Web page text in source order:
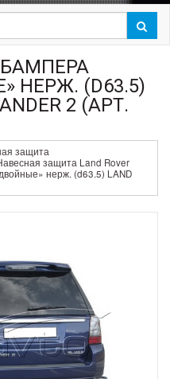
НЕРЖ. (D63.5)
2 (АРТ.
защита
защита Land Rover
нерж. (d63.5) LAND